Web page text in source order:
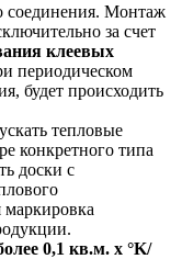
соединения. Монтаж
за счет
клеевых
периодическом
будет происходить
тепловые
конкретного типа
доски с
0,1 кв.м. х °K/